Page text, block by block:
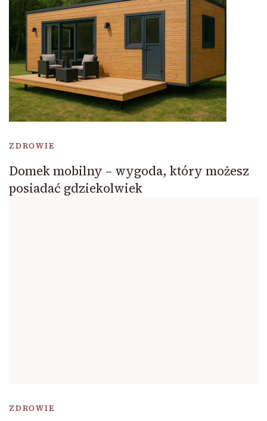
ZDROWIE
Domek mobilny – wygoda, który możesz
posiadać gdziekolwiek
ZDROWIE